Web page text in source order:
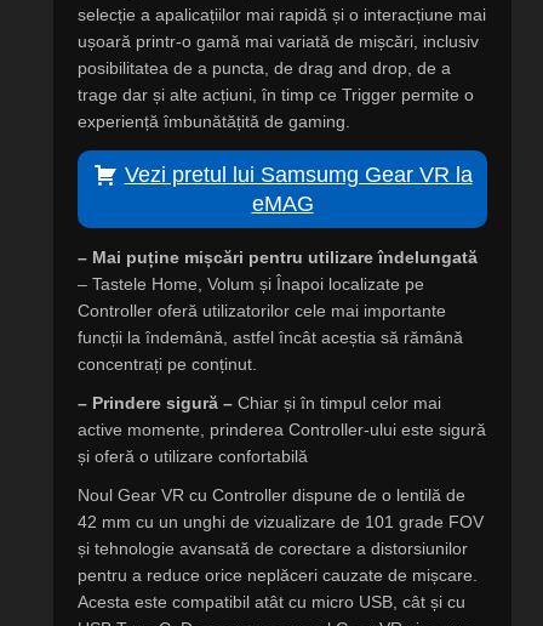
selecție a apalicațiilor mai rapidă și o interacțiune mai
ușoară printr-o gamă mai variată de mișcări, inclusiv
posibilitatea de a puncta, de drag and drop, de a
trage dar și alte acțiuni, în timp ce Trigger permite o
experiență îmbunătățită de gaming.
Vezi pretul lui Samsumg Gear VR la
eMAG
– Mai puține mișcări pentru utilizare îndelungată
– Tastele Home, Volum și Înapoi localizate pe
Controller oferă utilizatorilor cele mai importante
funcții la îndemână, astfel încât aceștia să rămână
concentrați pe conținut.
– Prindere sigură – Chiar și în timpul celor mai
active momente, prinderea Controller-ului este sigură
și oferă o utilizare confortabilă
Noul Gear VR cu Controller dispune de o lentilă de
42 mm cu un unghi de vizualizare de 101 grade FOV
și tehnologie avansată de corectare a distorsiunilor
pentru a reduce orice neplăceri cauzate de mișcare.
Acesta este compatibil atât cu micro USB, cât și cu